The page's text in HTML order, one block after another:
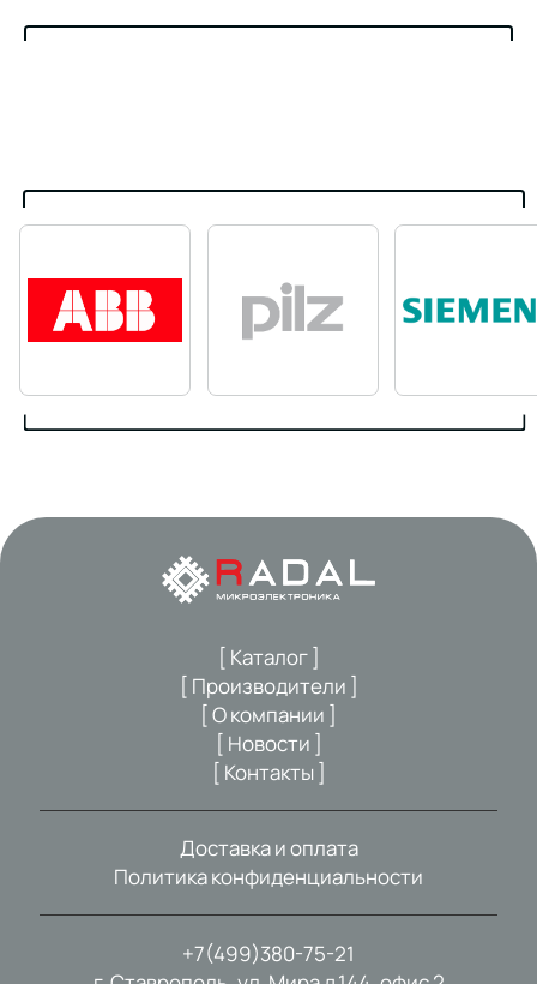
+7(499)380-75-21
[ Каталог ]
[ Производители ]
[ О компании ]
[ Новости ]
[ Контакты ]
Доставка и оплата
Политика конфиденциальности